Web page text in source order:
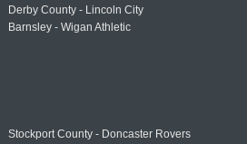
Derby County - Lincoln City
Barnsley - Wigan Athletic
Stockport County - Doncaster Rovers